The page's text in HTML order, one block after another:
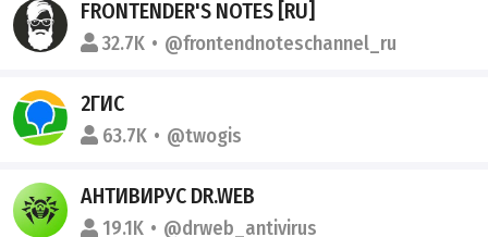
FRONTENDER'S NOTES [RU]
32.7K @frontendnoteschannel_ru
2ГИС
63.7K @twogis
АНТИВИРУС DR.WEB
19.1K @drweb_antivirus